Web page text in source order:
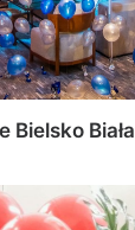
Bielsko Biała